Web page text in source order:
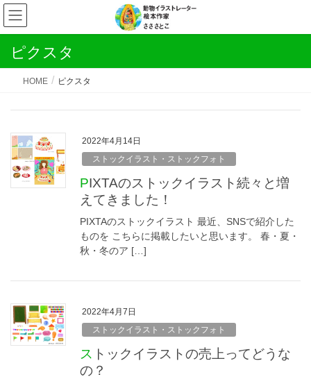
ピクスタ
HOME ピクスタ
2022年4月14日
ストックイラスト・ストックフォト
PIXTAのストックイラスト続々と増
えてきました！
PIXTAのストックイラスト 最近、SNSで紹介した
ものを こちらに掲載したいと思います。 春・夏・
秋・冬のア […]
2022年4月7日
ストックイラスト・ストックフォト
ストックイラストの売上ってどうな
の？